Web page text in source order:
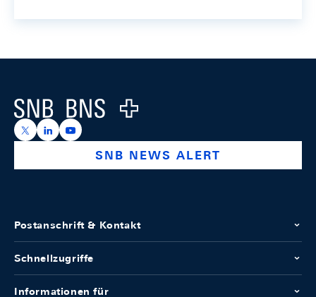
Logo
https://x.com/snb_bns
https://ch.linkedin.com/company/swiss-national-
https://www.youtube.com/@swissnationalbank
SNB NEWS ALERT
Postanschrift & Kontakt
Schnellzugriffe
Informationen für